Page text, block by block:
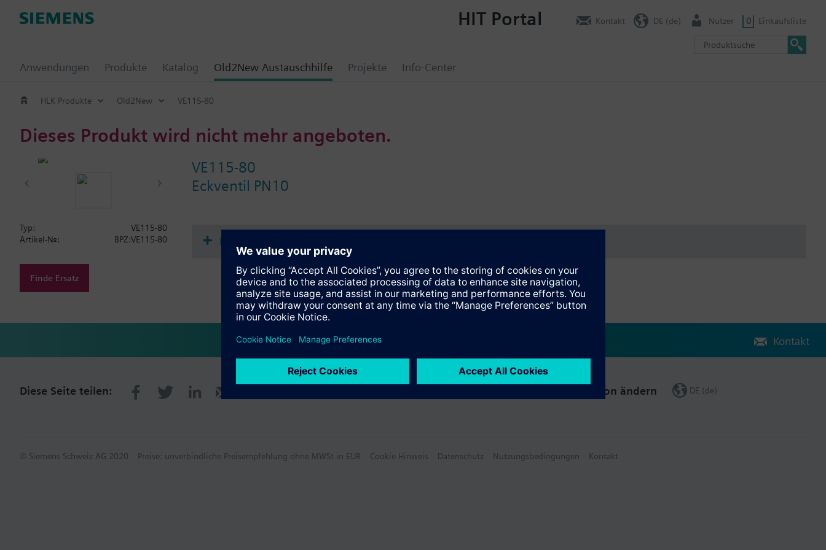
Anwendungen Produkte Katalog Old2New Austauschhilfe Projekte Info-Center
HIT Portal Kontakt DE (de) Nutzer 0 Einkaufsliste
HLK Produkte Old2New VE115-80
Dieses Produkt wird nicht mehr angeboten.
VE115-80
Eckventil PN10
Typ:
VE115-80
Artikel-Nr.:
BPZ:VE115-80
Finde Ersatz
Dokumente
Kontakt
Diese Seite teilen: Region ändern DE (de)
© Siemens Schweiz AG 2020 Preise: unverbindliche Preisempfehlung ohne MWSt in EUR Cookie Hinweis Datenschutz Nutzungsbedingungen Kontakt